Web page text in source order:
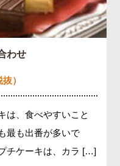
わせ
）
は、食べやすいこと
最も出番が多いで
チケーキは、カラ […]